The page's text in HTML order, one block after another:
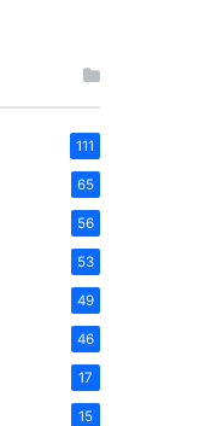
111
65
56
53
49
46
17
15